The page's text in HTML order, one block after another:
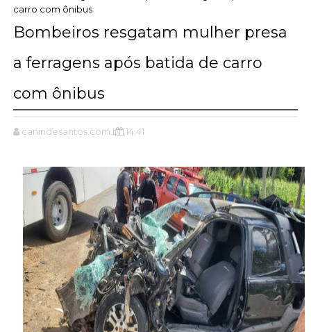
carro com ônibus
Bombeiros resgatam mulher presa
a ferragens após batida de carro
com ônibus
canindesantos.com.br 14:41